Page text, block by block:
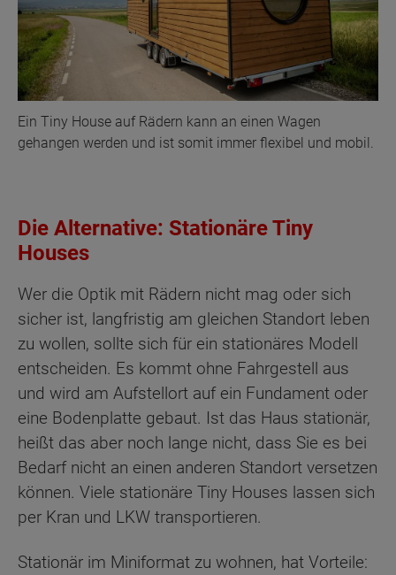
Ein Tiny House auf Rädern kann an einen Wagen
gehangen werden und ist somit immer flexibel und mobil.
Die Alternative: Stationäre Tiny
Houses
Wer die Optik mit Rädern nicht mag oder sich
sicher ist, langfristig am gleichen Standort leben
zu wollen, sollte sich für ein stationäres Modell
entscheiden. Es kommt ohne Fahrgestell aus
und wird am Aufstellort auf ein Fundament oder
eine Bodenplatte gebaut. Ist das Haus stationär,
heißt das aber noch lange nicht, dass Sie es bei
Bedarf nicht an einen anderen Standort versetzen
können. Viele stationäre Tiny Houses lassen sich
per Kran und LKW transportieren.
Stationär im Miniformat zu wohnen, hat Vorteile: